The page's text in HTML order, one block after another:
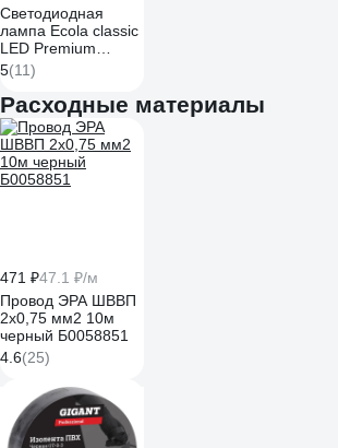
Светодиодная
лампа Ecola classic
LED Premium
12,0W A60 220-
240V E27 2700K
360 композит
110x60 K7LW12ELB
5(11)
Расходные материалы
471 ₽47.1 ₽/м
Провод ЭРА ШВВП
2x0,75 мм2 10м
черный Б0058851
4.6(25)